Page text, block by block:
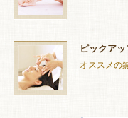
ピックア
オススメの